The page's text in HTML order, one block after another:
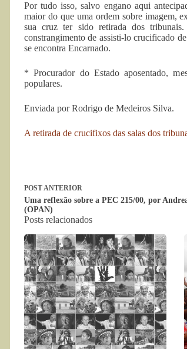
Por tudo isso, salvo engano aqui
maior do que uma ordem sobre imagem,
sua cruz ter sido retirada dos
constrangimento de assisti-lo crucificado
se encontra Encarnado.
* Procurador do Estado aposentado,
populares.
Enviada por Rodrigo de Medeiros Silva.
A retirada de crucifixos das salas dos
POSTANTERIOR
Uma reflexão sobre a PEC 215/00, por
(OPAN)
Posts relacionados